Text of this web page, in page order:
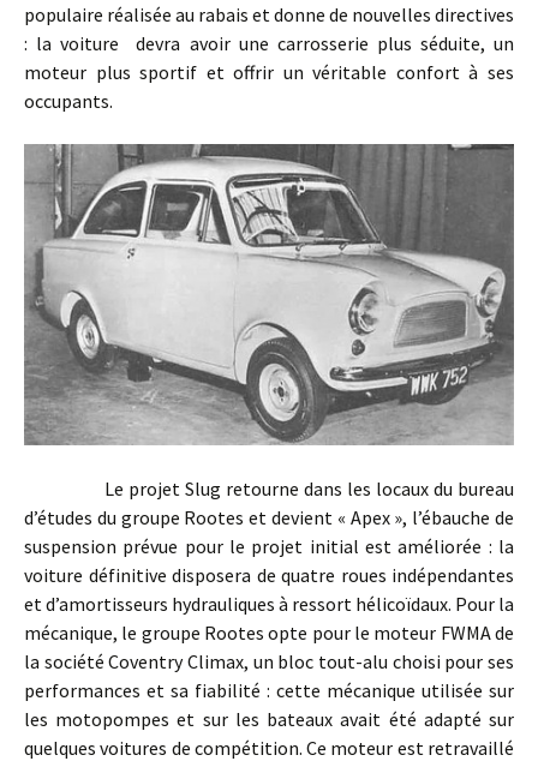
populaire réalisée au rabais et donne de nouvelles directives
: la voiture devra avoir une carrosserie plus séduite, un
moteur plus sportif et offrir un véritable confort à ses
occupants.
Le projet Slug retourne dans les locaux du bureau
d’études du groupe Rootes et devient « Apex », l’ébauche de
suspension prévue pour le projet initial est améliorée : la
voiture définitive disposera de quatre roues indépendantes
et d’amortisseurs hydrauliques à ressort hélicoïdaux. Pour la
mécanique, le groupe Rootes opte pour le moteur FWMA de
la société Coventry Climax, un bloc tout-alu choisi pour ses
performances et sa fiabilité : cette mécanique utilisée sur
les motopompes et sur les bateaux avait été adapté sur
quelques voitures de compétition. Ce moteur est retravaillé